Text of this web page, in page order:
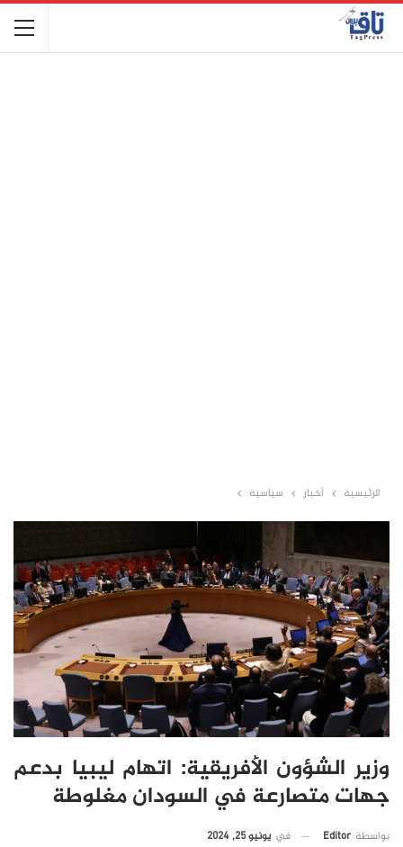
الرئيسية أخبار سياسية
وزير الشؤون الأفريقية: اتهام ليبيا بدعم
جهات متصارعة في السودان مغلوطة
بواسطة Editor في يونيو 25, 2024